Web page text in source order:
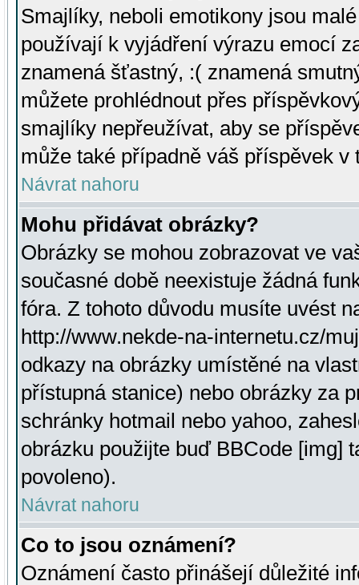
Smajlíky, neboli emotikony jsou
používají k vyjádření výrazu emocí
znamená šťastný, :( znamená
můžete prohlédnout přes
smajlíky nepřeužívat, aby se
může také případně váš příspěvek v
Návrat nahoru
Mohu přidávat obrázky?
Obrázky se mohou zobrazovat ve
současné době neexistuje žádná
fóra. Z tohoto důvodu musíte uvést
http://www.nekde-na-internetu.cz/
odkazy na obrázky umístěné na
přístupná stanice) nebo obrázky za
schránky hotmail nebo yahoo,
obrázku použijte buď BBCode [img]
povoleno).
Návrat nahoru
Co to jsou oznámení?
Oznámení často přinášejí důležité